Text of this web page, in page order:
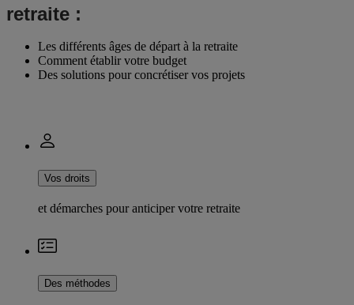
retraite :
Les différents âges de départ à la retraite
Comment établir votre budget
Des solutions pour concrétiser vos projets
Vos droits
et démarches pour anticiper votre retraite
Des méthodes